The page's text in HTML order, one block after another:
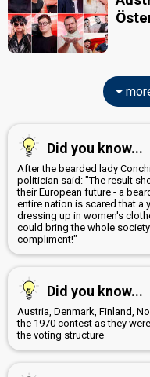
Did you know...
After the bearded lady
politician said: "The result
their European future - a
entire nation is scared that a
dressing up in women's
could bring the whole
compliment!"
Did you know...
Austria, Denmark, Finland,
the 1970 contest as they
the voting structure